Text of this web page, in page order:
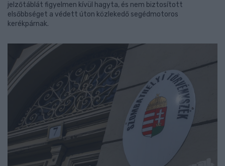
jelzőtáblát figyelmen kívül hagyta, és nem biztosított
elsőbbséget a védett úton közlekedő segédmotoros
kerékpárnak.